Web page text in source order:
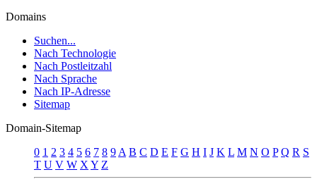
Domains
Suchen...
Nach Technologie
Nach Postleitzahl
Nach Sprache
Nach IP-Adresse
Sitemap
Domain-Sitemap
0 1 2 3 4 5 6 7 8 9 A B C D E F G H I J K L M N O P Q R S
T U V W X Y Z